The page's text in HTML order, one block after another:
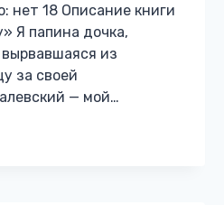
нет 18 Описание книги
Я папина дочка,
из
за своей
— мой…